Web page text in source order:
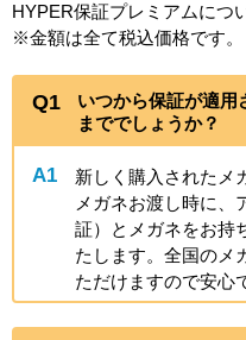
HYPER保証プレミアムにつ
※金額は全て税込価格です。
Q1
いつから保証が適用
まででしょうか？
A1
新しく購入されたメ
メガネお渡し時に、
証）とメガネをお持
たします。全国のメ
ただけますので安心